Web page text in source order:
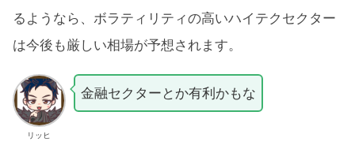
るようなら、ボラティリティの高いハイテクセクター
は今後も厳しい相場が予想されます。
リッヒ
金融セクターとか有利かもな